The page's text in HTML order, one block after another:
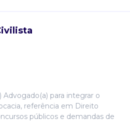
para integrar o
referência em Direito
públicos e demandas de